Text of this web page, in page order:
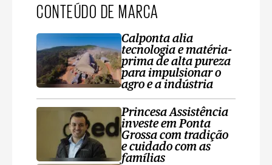
CONTEÚDO DE MARCA
Calponta alia
tecnologia e matéria-
prima de alta pureza
para impulsionar o
agro e a indústria
Princesa Assistência
investe em Ponta
Grossa com tradição
e cuidado com as
famílias